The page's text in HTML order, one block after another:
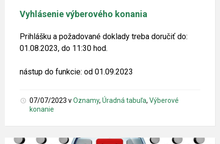
Vyhlásenie výberového konania
Prihlášku a požadované doklady treba doručiť do:
01.08.2023, do 11:30 hod.
nástup do funkcie: od 01.09.2023
07/07/2023 vOznamy, Úradná tabuľa, Výberové
konanie